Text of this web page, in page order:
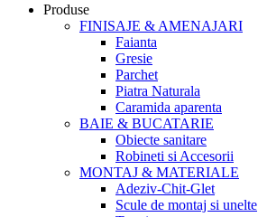
Produse
FINISAJE & AMENAJARI
Faianta
Gresie
Parchet
Piatra Naturala
Caramida aparenta
BAIE & BUCATARIE
Obiecte sanitare
Robineti si Accesorii
MONTAJ & MATERIALE
Adeziv-Chit-Glet
Scule de montaj si unelte